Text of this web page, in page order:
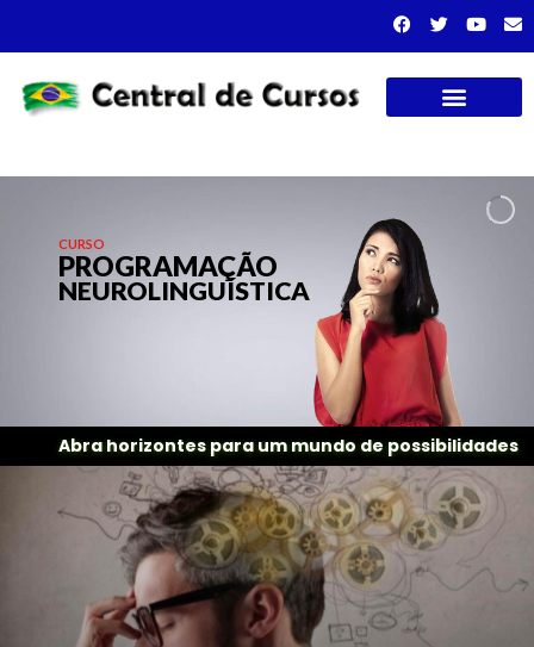
PROGRAMAÇÃO
NEUROLINGUÍSTICA
CURSO
Abra horizontes para um mundo de possibilidades